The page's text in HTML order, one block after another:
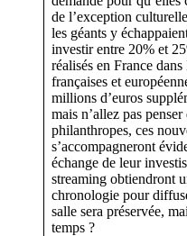
de l’exception
les géants y
investir entre 20% et
réalisés en France
françaises et
millions d’euros
mais n’allez pas
philanthropes, ces
s’accompagneront
échange de leur
streaming obtiendront
chronologie pour
salle sera préservée,
temps ?